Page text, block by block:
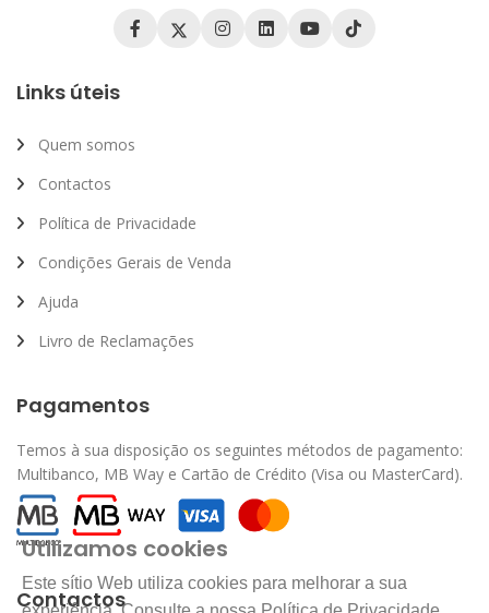
Links úteis
Quem somos
Contactos
Política de Privacidade
Condições Gerais de Venda
Ajuda
Livro de Reclamações
Pagamentos
Temos à sua disposição os seguintes métodos de pagamento:
Multibanco, MB Way e Cartão de Crédito (Visa ou MasterCard).
Contactos
Utilizamos cookies
Este sítio Web utiliza cookies para melhorar a sua